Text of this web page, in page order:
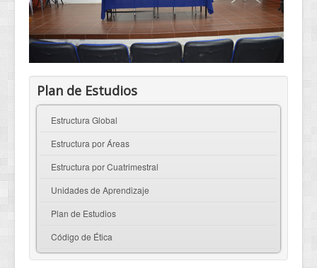
Plan de Estudios
Estructura Global
Estructura por Áreas
Estructura por Cuatrimestral
Unidades de Aprendizaje
Plan de Estudios
Código de Ética